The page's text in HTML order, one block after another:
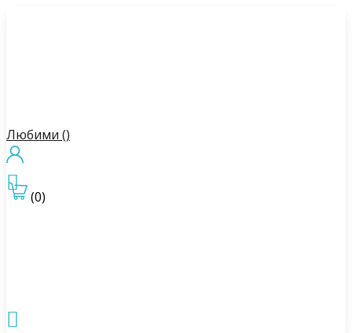
Любими ()
(0)

